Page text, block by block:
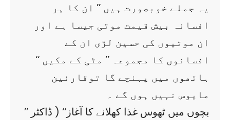
یہ جملے خوبصورت ہیں ’’ ان کا ہر
افسانہ بیش قیمت موتی جیسا ہے اور
ان موتیوں کی حسین لڑی ان کے
افسانوں کا مجموعہ ’’ مٹی کے مکیں ‘‘
ہاتھوں میں پہنچے گا توقارئین
مایوس نہیں ہوں گے ۔
’’ بچوں میں ٹھوس غذا کھلانے کا آغاز‘‘ ( ڈاکٹر